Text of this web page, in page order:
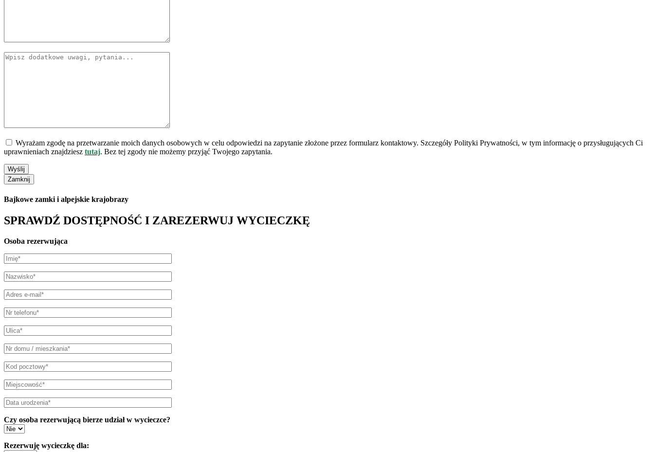
Wyrażam zgodę na przetwarzanie moich danych osobowych w celu odpowiedzi na zapytanie złożone przez formularz kontaktowy. Szczegóły Polityki Prywatności, w tym informację o przysługujących Ci
uprawnieniach znajdziesz tutaj. Bez tej zgody nie możemy przyjąć Twojego zapytania.
Bajkowe zamki i alpejskie krajobrazy
SPRAWDŹ DOSTĘPNOŚĆ I ZAREZERWUJ WYCIECZKĘ
Osoba rezerwująca
Czy osoba rezerwującą bierze udział w wycieczce?
Rezerwuję wycieczkę dla: